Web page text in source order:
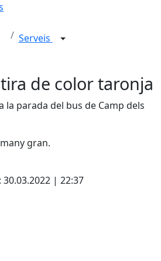
Serveis
de color taronja
la parada del bus de Camp dels
gran.
| 22:37